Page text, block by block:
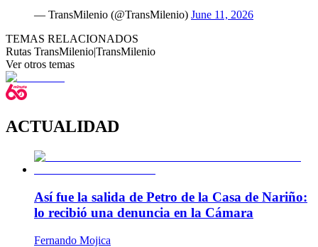
— TransMilenio (@TransMilenio) June 11, 2026
TEMAS RELACIONADOS
Rutas TransMilenio|TransMilenio
Ver otros temas
ACTUALIDAD
Así fue la salida de Petro de la Casa de Nariño:
lo recibió una denuncia en la Cámara
Fernando Mojica